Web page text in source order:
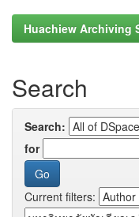
Huachiew Archiving
Search
Search:
for
Current filters: